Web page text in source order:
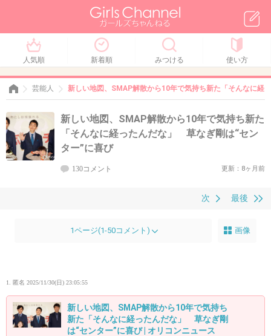
人気順 新着順 みつける 使い方
芸能人 新しい地図、SMAP解散から10年で気持ち新た「そんなに経
新しい地図、SMAP解散から10年で気持ち新た
「そんなに経ったんだな」 草なぎ剛は“セン
ター”に喜び
130コメント 更新：8ヶ月前
最後
次
1ページ(1-50コメント) 画像
1. 匿名 2025/11/30(日) 23:05:55
新しい地図、SMAP解散から10年で気持ち
新た「そんなに経ったんだな」 草なぎ剛
は“センター”に喜び | オリコンニュース